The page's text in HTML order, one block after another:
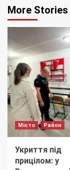
More Stories
Місто Район
Укриття під
прицілом: у